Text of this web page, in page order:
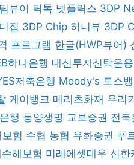
팀뷰어 틱톡 넷플릭스 3DP
집 3DP Chip 허니뷰 3DP
프로그램 한글(HWP뷰어)
하나은행 대신투자신탁운용
저축은행 Moody's 토스
케이뱅크 메리츠화재 우리
행 동양생명 교보증권 전북
험 수협 농협 유화증권 푸
해보험 미래에셋대우 신한